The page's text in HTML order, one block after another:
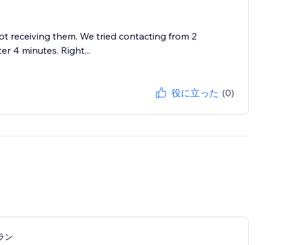
receiving them. We tried contacting from 2
4 minutes. Right...
役に立った (0)
ン